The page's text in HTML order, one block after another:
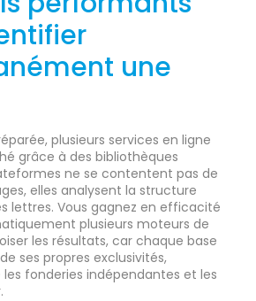
une
plusieurs services en ligne
grâce à des bibliothèques
ne se contentent pas de
elles analysent la structure
lettres. Vous gagnez en efficacité
plusieurs moteurs de
les résultats, car chaque base
ses propres exclusivités,
fonderies indépendantes et les